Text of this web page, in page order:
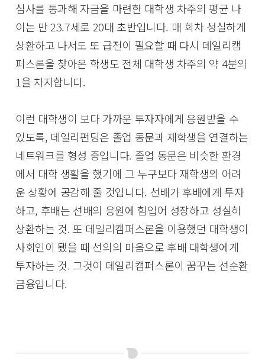
심사를 통과해 자금을 마련한 대학생 차주의 평균 나
이는 만 23.7세로 20대 초반입니다. 매 회차 성실하게
상환하고 나서도 또 급전이 필요할 때 다시 데일리캠
퍼스론을 찾아온 학생도 전체 대학생 차주의 약 4분의
1을 차지합니다.
이런 대학생이 보다 가까운 투자자에게 응원받을 수
있도록, 데일리펀딩은 졸업 동문과 재학생을 연결하는
네트워크를 형성 중입니다. 졸업 동문은 비슷한 환경
에서 대학 생활을 했기에 그 누구보다 재학생의 어려
운 상황에 공감해 줄 것입니다. 선배가 후배에게 투자
하고, 후배는 선배의 응원에 힘입어 성장하고 성실히
상환하는 것. 또 데일리캠퍼스론을 이용했던 대학생이
사회인이 됐을 때 선의의 마음으로 후배 대학생에게
투자하는 것. 그것이 데일리캠퍼스론이 꿈꾸는 선순환
금융입니다.